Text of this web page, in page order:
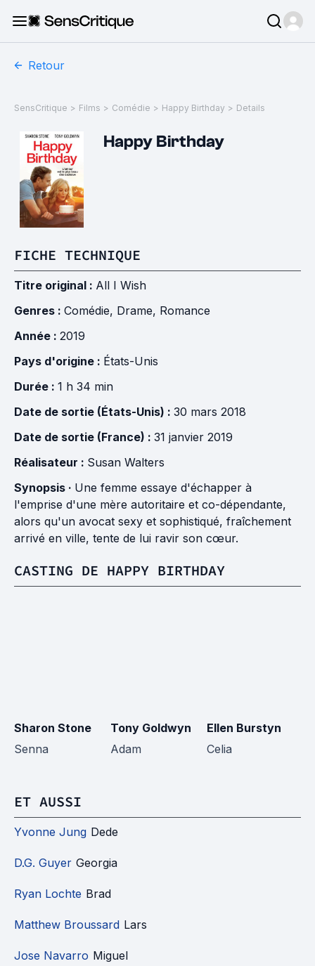
Retour
SensCritique > Films > Comédie > Happy Birthday > Details
Happy Birthday
FICHE TECHNIQUE
Titre original : All I Wish
Genres : Comédie, Drame, Romance
Année : 2019
Pays d'origine : États-Unis
Durée : 1 h 34 min
Date de sortie (États-Unis) : 30 mars 2018
Date de sortie (France) : 31 janvier 2019
Réalisateur : Susan Walters
Synopsis · Une femme essaye d'échapper à
l'emprise d'une mère autoritaire et co-dépendante,
alors qu'un avocat sexy et sophistiqué, fraîchement
arrivé en ville, tente de lui ravir son cœur.
CASTING DE HAPPY BIRTHDAY
Sharon Stone
Senna
Tony Goldwyn
Adam
Ellen Burstyn
Celia
ET AUSSI
Yvonne Jung Dede
D.G. Guyer Georgia
Ryan Lochte Brad
Matthew Broussard Lars
Jose Navarro Miguel